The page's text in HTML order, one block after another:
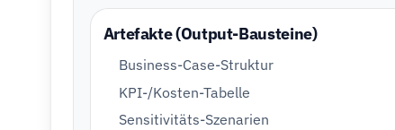
Artefakte (Output-Bausteine)
Business-Case-Struktur
KPI-/Kosten-Tabelle
Sensitivitäts-Szenarien